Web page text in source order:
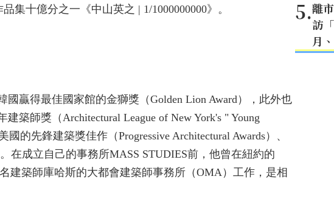
集十億分之一《中山英之 | 1/1000000000》。
贏得最佳國家館的金獅獎（Golden Lion Award），此外也
築師獎（Architectural League of New York's " Young
國的先鋒建築獎佳作（Progressive Architectural Awards）、
在成立自己的事務所MASS STUDIES前，他曾在紐約的
建築師庫哈斯的大都會建築師事務所（OMA）工作，是相
5.離
訪
月